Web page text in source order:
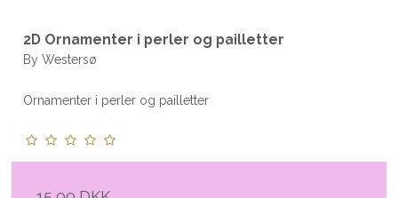
2D Ornamenter i perler og pailletter
By Westersø
Ornamenter i perler og pailletter